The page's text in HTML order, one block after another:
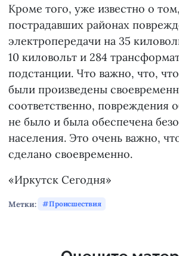
Кроме того, уже известно о
пострадавших районах
электропередачи на 35
10 киловольт и 284
подстанции. Что важно, что,
были произведены
соответственно, повреждения
не было и была обеспечена
населения. Это очень важно,
сделано своевременно.
«Иркутск Сегодня»
Метки: Происшествия